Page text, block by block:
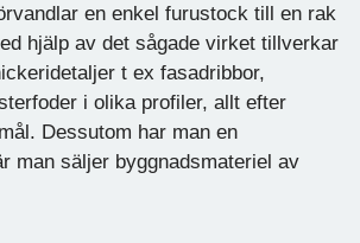
en enkel furustock till en rak
hjälp av det sågade virket tillverkar
t ex fasadribbor,
i olika profiler, allt efter
Dessutom har man en
man säljer byggnadsmateriel av